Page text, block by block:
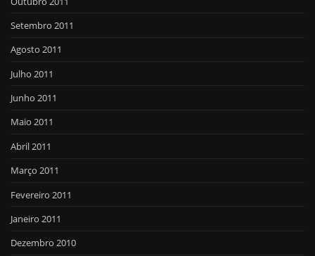
Setembro 2011
Agosto 2011
Julho 2011
Junho 2011
Maio 2011
Abril 2011
Março 2011
Fevereiro 2011
Janeiro 2011
Dezembro 2010